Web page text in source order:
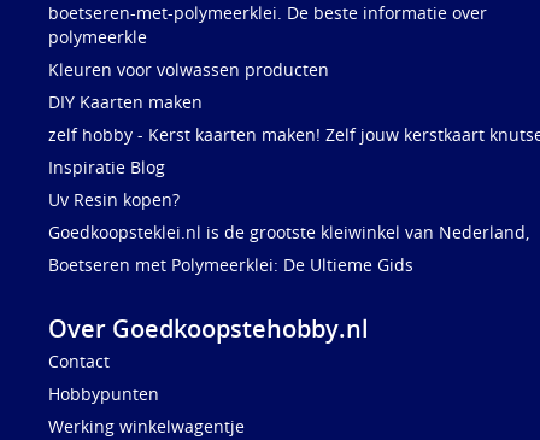
boetseren-met-polymeerklei. De beste informatie over
polymeerkle
Kleuren voor volwassen producten
DIY Kaarten maken
zelf hobby - Kerst kaarten maken! Zelf jouw kerstkaart
Inspiratie Blog
Uv Resin kopen?
Goedkoopsteklei.nl is de grootste kleiwinkel van Nederland,
Boetseren met Polymeerklei: De Ultieme Gids
Over Goedkoopstehobby.nl
Contact
Hobbypunten
Werking winkelwagentje